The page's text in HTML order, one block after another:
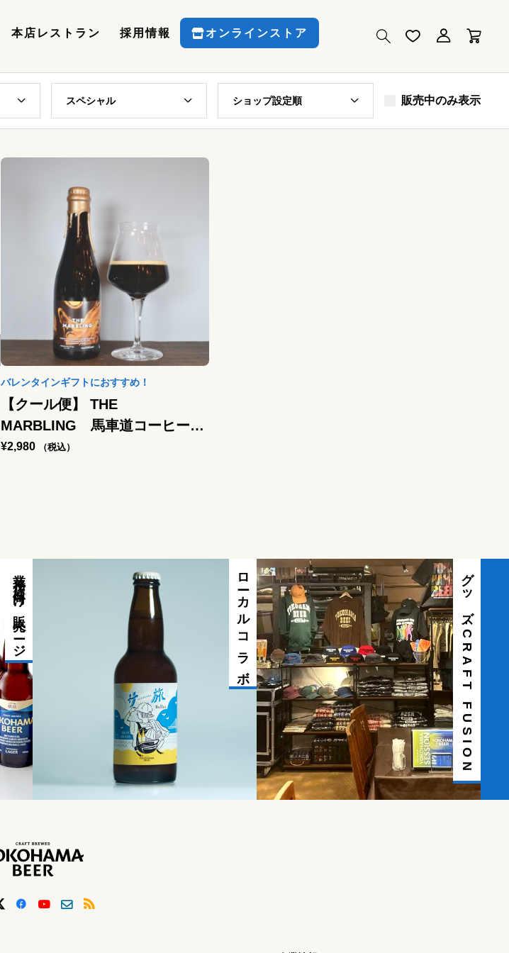
本店レストラン 採用情報 オンラインストア
スペシャル ショップ設定順 販売中のみ表示
バレンタインギフトにおすすめ！
【クール便】 THE
MARBLING 馬車道コーヒーミ
ルクスタウト / – Bourbon
¥2,980 （税込）
業務店様向け販売ページ ローカルコラボ グッズ-CRAFT FUSION